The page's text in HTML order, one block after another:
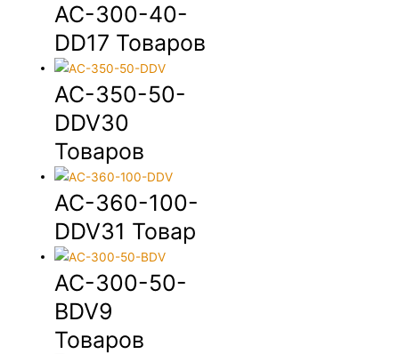
AC-300-40-
DD17 Товаров
AC-350-50-
DDV30
Товаров
AC-360-100-
DDV31 Товар
AC-300-50-
BDV9
Товаров